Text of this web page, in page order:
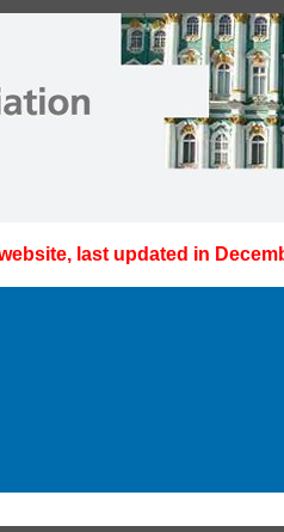
last updated in